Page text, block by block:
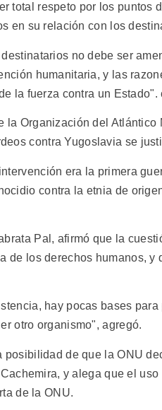
total respeto por los
en su relación con los
no debe ser
humanitaria, y las
la fuerza contra un Estado".
la Organización del
contra Yugoslavia se
era la primera
contra la etnia de
Pal, afirmó que la
de los derechos humanos,
hay pocas bases
otro organismo", agregó.
posibilidad de que la ONU
y alega que el
de la ONU.